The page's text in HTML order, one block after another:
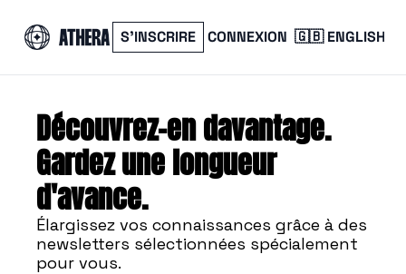
S’INSCRIRE CONNEXION 🇬🇧 ENGLISH
Découvrez-en davantage.
Gardez une longueur
d'avance.
Élargissez vos connaissances grâce à des
newsletters sélectionnées spécialement
pour vous.